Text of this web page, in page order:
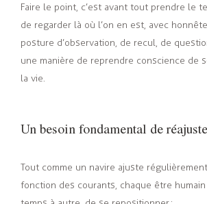
Faire le point, c’est avant tout prendre le
de regarder là où l’on en est, avec
posture d’observation, de recul, de
une manière de reprendre conscience de
la vie.
Un besoin fondamental de
Tout comme un navire ajuste
fonction des courants, chaque être humain